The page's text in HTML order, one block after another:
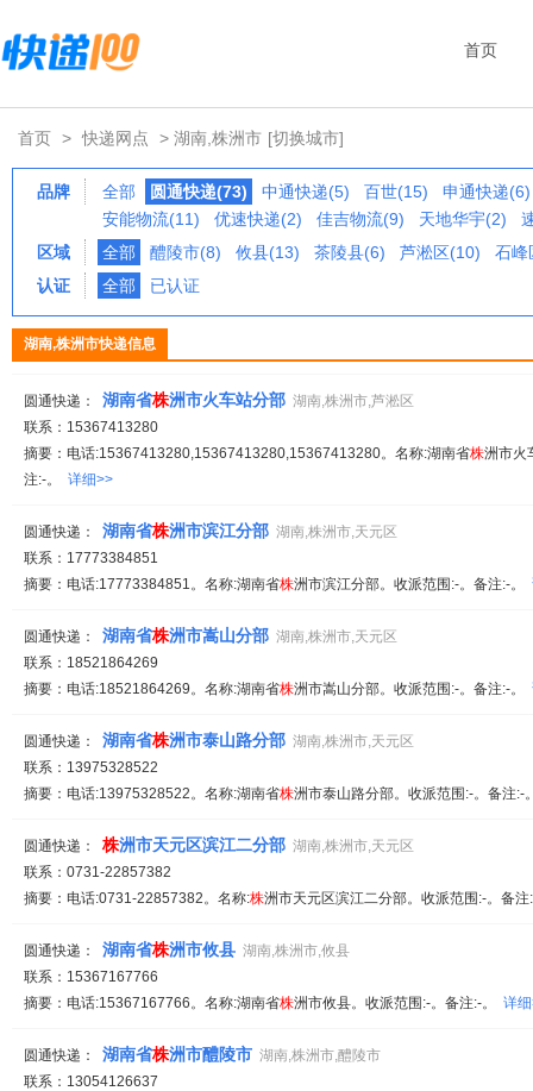
首页
首页 > 快递网点 > 湖南,株洲市 [切换城市]
品牌 全部 圆通快递(73) 中通快递(5) 百世(15)
申通快递(6)
安能物流(11)
优速快递(2) 佳吉物流(9) 天地华宇(2)
区域
全部 醴陵市(8) 攸县(13) 茶陵县(6) 芦淞区(10)
石峰
认证
全部 已认证
湖南,株洲市快递信息
圆通快递： 湖南省株洲市火车站分部 湖南,株洲市,芦淞区
联系：15367413280
摘要：电话:15367413280,15367413280,15367413280。名称:湖南省株洲市火
注:-。 详细>>
圆通快递： 湖南省株洲市滨江分部 湖南,株洲市,天元区
联系：17773384851
摘要：电话:17773384851。名称:湖南省株洲市滨江分部。收派范围:-。备注:-。
圆通快递： 湖南省株洲市嵩山分部 湖南,株洲市,天元区
联系：18521864269
摘要：电话:18521864269。名称:湖南省株洲市嵩山分部。收派范围:-。备注:-。
圆通快递： 湖南省株洲市泰山路分部 湖南,株洲市,天元区
联系：13975328522
摘要：电话:13975328522。名称:湖南省株洲市泰山路分部。收派范围:-。备注
圆通快递： 株洲市天元区滨江二分部 湖南,株洲市,天元区
联系：0731-22857382
摘要：电话:0731-22857382。名称:株洲市天元区滨江二分部。收派范围:-。备
圆通快递： 湖南省株洲市攸县 湖南,株洲市,攸县
联系：15367167766
摘要：电话:15367167766。名称:湖南省株洲市攸县。收派范围:-。备注:-。 详
圆通快递： 湖南省株洲市醴陵市 湖南,株洲市,醴陵市
联系：13054126637